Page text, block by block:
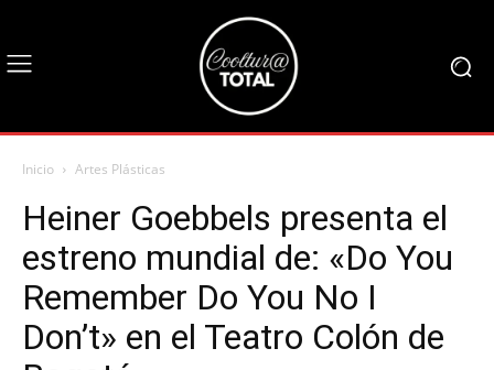
Inicio Artes Plásticas
Heiner Goebbels presenta el
estreno mundial de: «Do You
Remember Do You No I
Don’t» en el Teatro Colón de